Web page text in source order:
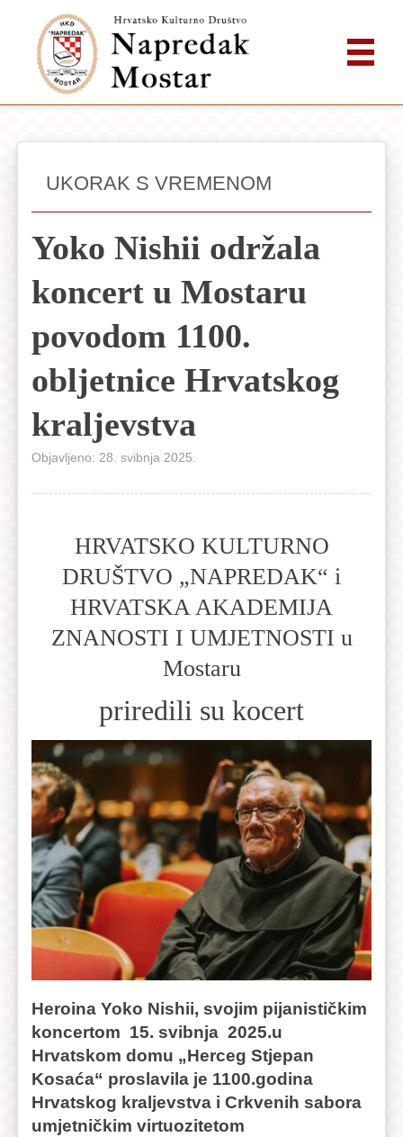
UKORAK S VREMENOM
Yoko Nishii održala
koncert u Mostaru
povodom 1100.
obljetnice Hrvatskog
kraljevstva
Objavljeno: 28. svibnja 2025.
HRVATSKO KULTURNO
DRUŠTVO „NAPREDAK“ i
HRVATSKA AKADEMIJA
ZNANOSTI I UMJETNOSTI u
Mostaru
priredili su kocert
Heroina Yoko Nishii, svojim pijanističkim
koncertom 15. svibnja 2025.u
Hrvatskom domu „Herceg Stjepan
Kosaća“ proslavila je 1100.godina
Hrvatskog kraljevstva i Crkvenih sabora
umjetničkim virtuozitetom